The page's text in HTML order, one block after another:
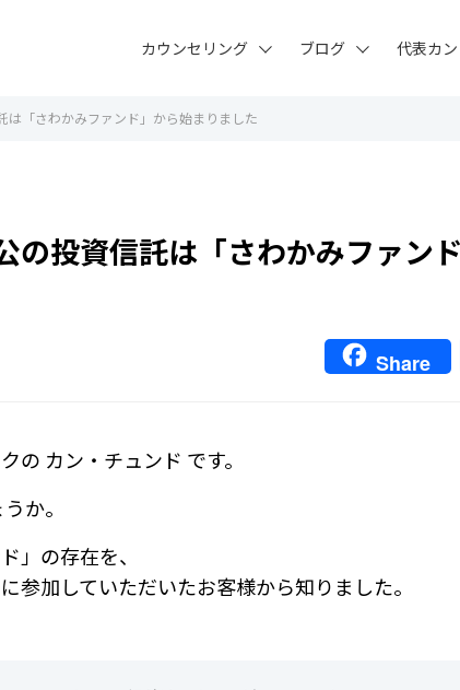
カウンセリング ブログ 代表カ
は「さわかみファンド」から始まりました
の投資信託は「さわかみファン
Share
の カン・チュンド です。
か。
」の存在を、
参加していただいたお客様から知りました。